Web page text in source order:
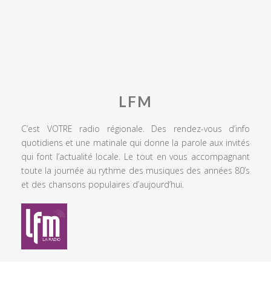
LFM
C’est VOTRE radio régionale. Des rendez-vous d’info
quotidiens et une matinale qui donne la parole aux invités
qui font l’actualité locale. Le tout en vous accompagnant
toute la journée au rythme des musiques des années 80’s
et des chansons populaires d’aujourd’hui.